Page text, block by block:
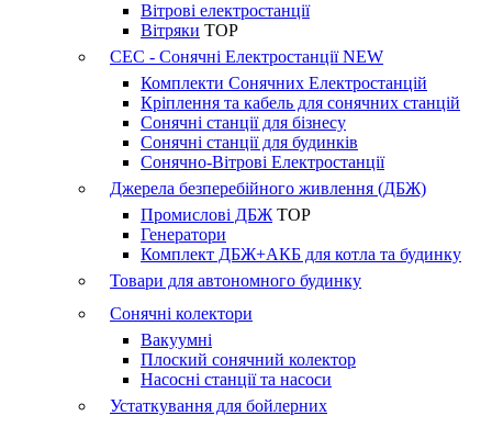
Вітрові електростанції
Вітряки TOP
СЕС - Сонячні Електростанції NEW
Комплекти Сонячних Електростанцій
Кріплення та кабель для сонячних станцій
Сонячні станції для бізнесу
Сонячні станції для будинків
Сонячно-Вітрові Електростанції
Джерела безперебійного живлення (ДБЖ)
Промислові ДБЖ TOP
Генератори
Комплект ДБЖ+АКБ для котла та будинку
Товари для автономного будинку
Сонячні колектори
Вакуумні
Плоский сонячний колектор
Насосні станції та насоси
Устаткування для бойлерних